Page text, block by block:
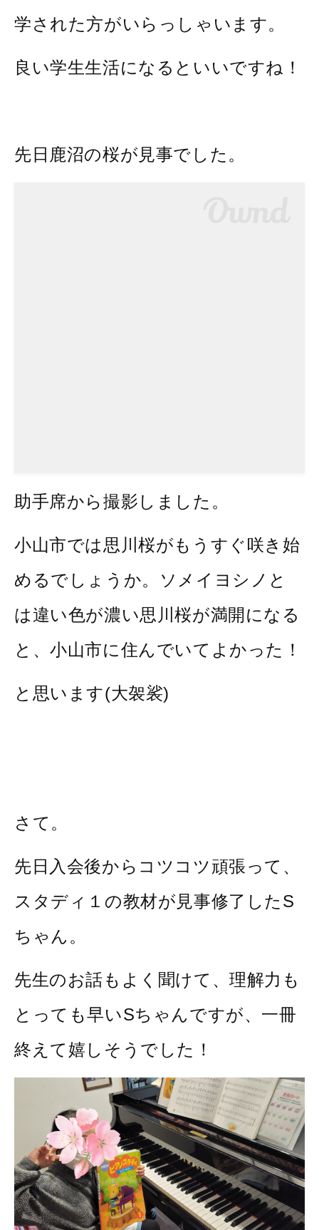
学された方がいらっしゃいます。
良い学生生活になるといいですね！
先日鹿沼の桜が見事でした。
助手席から撮影しました。
小山市では思川桜がもうすぐ咲き始
めるでしょうか。ソメイヨシノと
は違い色が濃い思川桜が満開になる
と、小山市に住んでいてよかった！
と思います(大袈裟)
さて。
先日入会後からコツコツ頑張って、
スタディ１の教材が見事修了したS
ちゃん。
先生のお話もよく聞けて、理解力も
とっても早いSちゃんですが、一冊
終えて嬉しそうでした！